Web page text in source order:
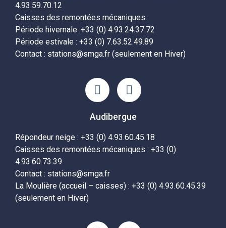
4.93.59.70.12
Caisses des remontées mécaniques :
Période hivernale :+33 (0) 4.93.24.37.72
Période estivale : +33 (0) 7.63.52.49.89
Contact : stations@smga.fr (seulement en Hiver)
Audibergue
Répondeur neige : +33 (0) 4.93.60.45.18
Caisses des remontées mécaniques : +33 (0)
4.93.60.73.39
Contact : stations@smga.fr
La Moulière (accueil – caisses) : +33 (0) 4.93.60.45.39
(seulement en Hiver)